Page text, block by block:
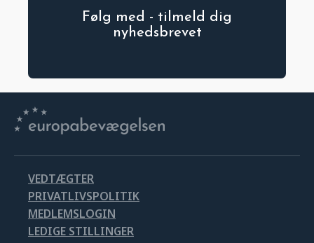
Følg med - tilmeld dig
nyhedsbrevet
VEDTÆGTER
PRIVATLIVSPOLITIK
MEDLEMSLOGIN
LEDIGE STILLINGER